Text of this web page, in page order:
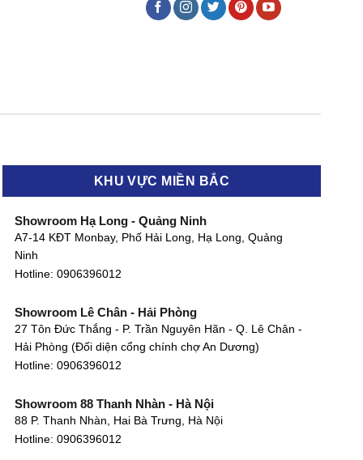
KHU VỰC MIỀN BẮC
Showroom Hạ Long - Quảng Ninh
A7-14 KĐT Monbay, Phố Hải Long, Hạ Long, Quảng
Ninh
Hotline: 0906396012
Showroom Lê Chân - Hải Phòng
27 Tôn Đức Thắng - P. Trần Nguyên Hãn - Q. Lê Chân -
Hải Phòng (Đối diện cổng chính chợ An Dương)
Hotline: 0906396012
Showroom 88 Thanh Nhàn - Hà Nội
88 P. Thanh Nhàn, Hai Bà Trưng, Hà Nội
Hotline: 0906396012